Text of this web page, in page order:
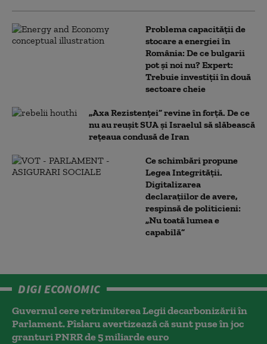
Problema capacității de
stocare a energiei în
România: De ce bulgarii
pot și noi nu? Expert:
Trebuie investiții în două
sectoare cheie
„Axa Rezistenței” revine în forță. De ce
nu au reușit SUA și Israelul să slăbească
rețeaua condusă de Iran
Ce schimbări propune
Legea Integrității.
Digitalizarea
declarațiilor de avere,
respinsă de politicieni:
„Nu toată lumea e
capabilă”
DIGI ECONOMIC
Guvernul cere retrimiterea Legii decarbonizării în
Parlament. Pîslaru avertizează că sunt puse în joc
granturi PNRR de 5 miliarde euro